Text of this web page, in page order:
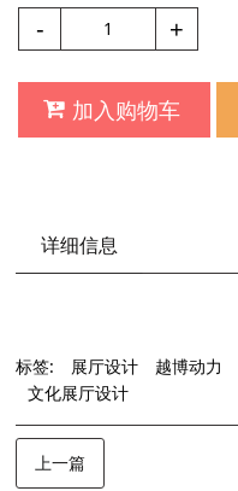
- +
加入购物车
详细信息
标签: 展厅设计 越博动力
文化展厅设计
上一篇